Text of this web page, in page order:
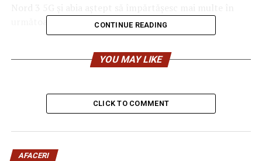
următoarele săptămâni.”
disponibil în două culori atrăgătoare – Tempest Gray și
la OnePlus. OnePlus Nord 3 5G în culoarea Tempest
Gray are o finisare mată texturată, proiectând putere și
permanență, în timp ce noua culoare Misty Green
CONTINUE READING
YOU MAY LIKE
CLICK TO COMMENT
AFACERI